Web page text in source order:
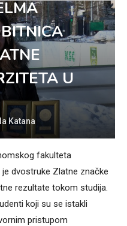
U
Katana
fakulteta
dvostruke Zlatne značke
rezultate tokom studija.
koji su se istakli
pristupom